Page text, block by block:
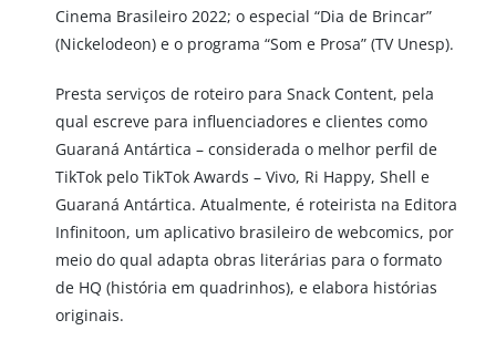
Cinema Brasileiro 2022; o especial “Dia de Brincar”
(Nickelodeon) e o programa “Som e Prosa” (TV Unesp).
Presta serviços de roteiro para Snack Content, pela
qual escreve para influenciadores e clientes como
Guaraná Antártica – considerada o melhor perfil de
TikTok pelo TikTok Awards – Vivo, Ri Happy, Shell e
Guaraná Antártica. Atualmente, é roteirista na Editora
Infinitoon, um aplicativo brasileiro de webcomics, por
meio do qual adapta obras literárias para o formato
de HQ (história em quadrinhos), e elabora histórias
originais.